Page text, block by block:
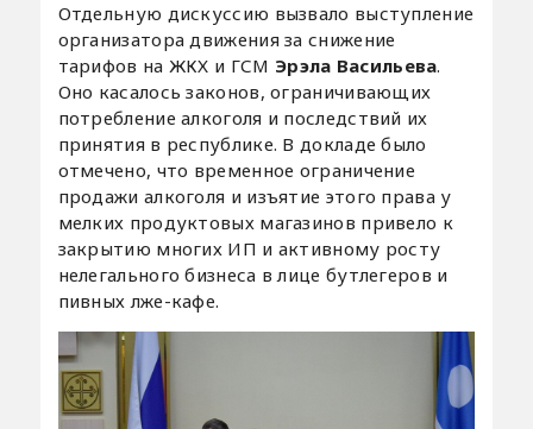
Отдельную дискуссию вызвало выступление
организатора движения за снижение
тарифов на ЖКХ и ГСМ Эрэла Васильева.
Оно касалось законов, ограничивающих
потребление алкоголя и последствий их
принятия в республике. В докладе было
отмечено, что временное ограничение
продажи алкоголя и изъятие этого права у
мелких продуктовых магазинов привело к
закрытию многих ИП и активному росту
нелегального бизнеса в лице бутлегеров и
пивных лже-кафе.